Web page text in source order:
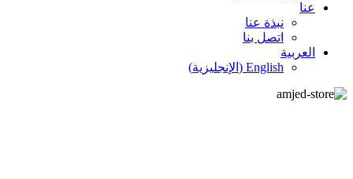
عنا
نبذة عنا
اتصل بنا
العربية
English
( الإنجليزية)